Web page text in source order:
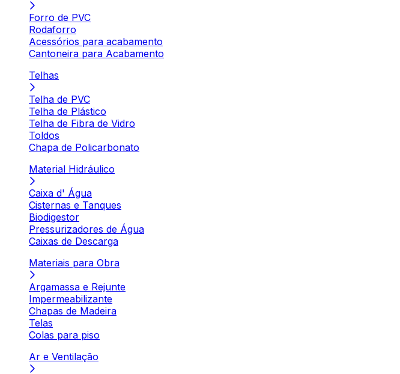
Forro de PVC
Rodaforro
Acessórios para acabamento
Cantoneira para Acabamento
Telhas
Telha de PVC
Telha de Plástico
Telha de Fibra de Vidro
Toldos
Chapa de Policarbonato
Material Hidráulico
Caixa d' Água
Cisternas e Tanques
Biodigestor
Pressurizadores de Água
Caixas de Descarga
Materiais para Obra
Argamassa e Rejunte
Impermeabilizante
Chapas de Madeira
Telas
Colas para piso
Ar e Ventilação